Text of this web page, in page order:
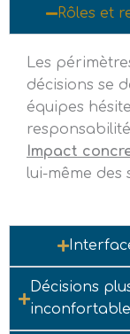
Rôles et
Les
décisions se
équipes
Impact
lui-même des
Décisions